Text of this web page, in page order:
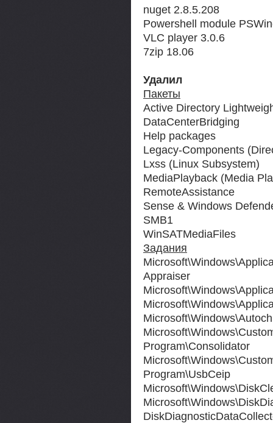
nuget 2.8.5.208
Powershell module
VLC player 3.0.6
7zip 18.06
Удалил
Пакеты
Active Directory
DataCenterBridging
Help packages
Legacy-Components
Lxss (Linux Subsystem)
MediaPlayback (Media
RemoteAssistance
Sense & Windows
SMB1
WinSATMediaFiles
Задания
Appraiser
Program\Consolidator
Program\UsbCeip